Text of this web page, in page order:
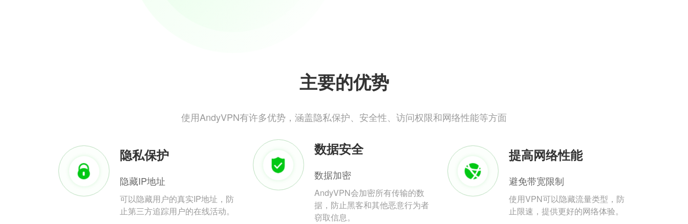
主要的优势
使用AndyVPN有许多优势，涵盖隐私保护、安全性、访问权限和网络性能等方面
隐私保护
隐藏IP地址
可以隐藏用户的真实IP地址，防
止第三方追踪用户的在线活动。
数据安全
数据加密
AndyVPN会加密所有传输的数
据，防止黑客和其他恶意行为者
窃取信息。
提高网络性能
避免带宽限制
使用VPN可以隐藏流量类型，防
止限速，提供更好的网络体验。